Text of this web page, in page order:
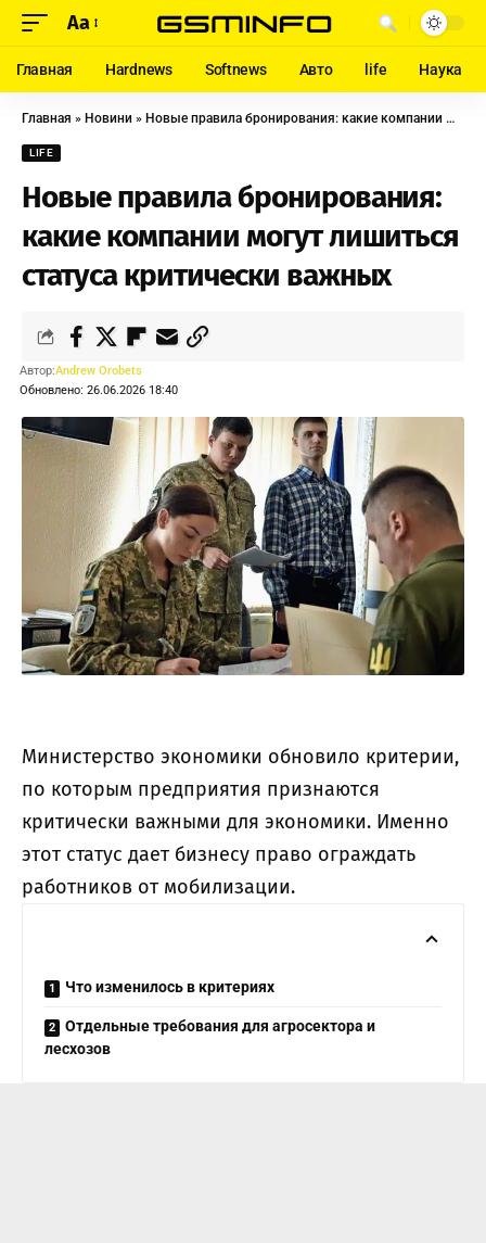
Aa
Главная Hardnews Softnews Авто life Наука
Главная » Новини » Новые правила бронирования: какие компании могут лишиться статуса критически важных
LIFE
Новые правила бронирования:
какие компании могут лишиться
статуса критически важных
Обновлено: 26.06.2026 18:40
Автор:Andrew Orobets
Министерство экономики обновило критерии,
по которым предприятия признаются
критически важными для экономики. Именно
этот статус дает бизнесу право ограждать
работников от мобилизации.
Что изменилось в критериях
Отдельные требования для агросектора и
лесхозов